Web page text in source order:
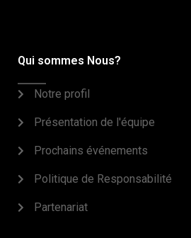
Qui sommes Nous?
Notre profil
Présentation de l'équipe
Prochains événements
Politique de Responsabilité
Partenariat